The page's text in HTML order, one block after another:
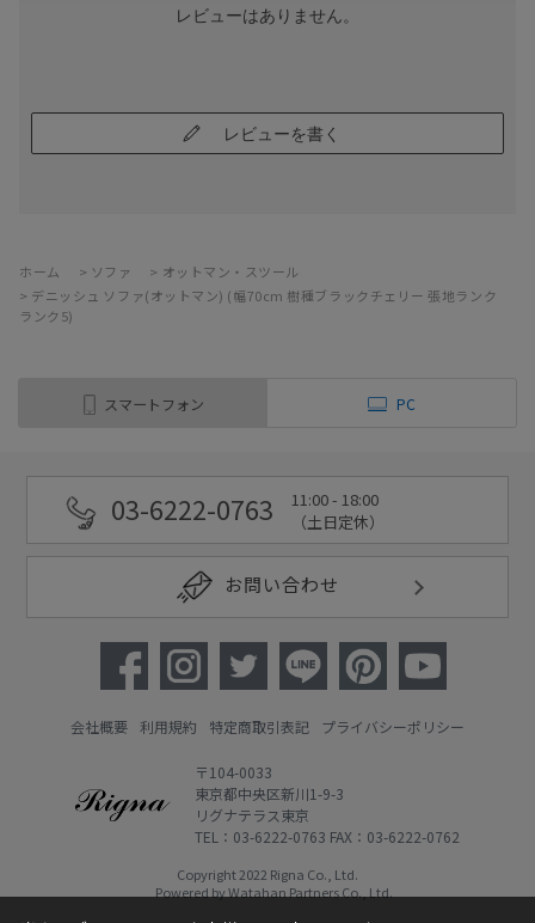
レビューはありません。
レビューを書く
ホーム > ソファ > オットマン・スツール
> デニッシュ ソファ(オットマン) (幅70cm 樹種ブラックチェリー 張地ランク
ランク5)
スマートフォン PC
03-6222-0763
11:00 - 18:00
（土日定休）
お問い合わせ
会社概要 利用規約 特定商取引表記 プライバシーポリシー
〒104-0033
東京都中央区新川1-9-3
リグナテラス東京
TEL：03-6222-0763 FAX：03-6222-0762
Copyright 2022 Rigna Co., Ltd.
Powered by Watahan Partners Co., Ltd.